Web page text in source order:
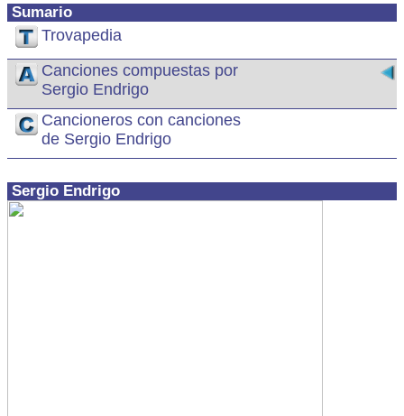
Sumario
Trovapedia
Canciones compuestas por
Sergio Endrigo
Cancioneros con canciones
de Sergio Endrigo
Sergio Endrigo